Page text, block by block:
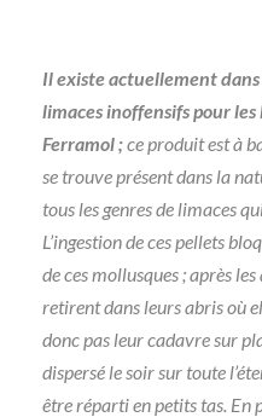
Il existe actuellement
limaces inoffensifs pour les
Ferramol ;ce produit est à
se trouve présent dans la
tous les genres de limaces
L’ingestion de ces pellets
de ces mollusques ; après
retirent dans leurs abris où
donc pas leur cadavre sur
dispersé le soir sur toute
être réparti en petits tas. En